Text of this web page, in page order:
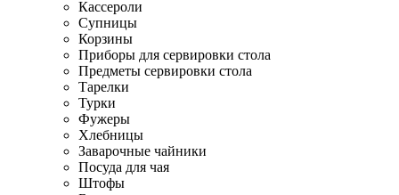
Кассероли
Супницы
Корзины
Приборы для сервировки стола
Предметы сервировки стола
Тарелки
Турки
Фужеры
Хлебницы
Заварочные чайники
Посуда для чая
Штофы